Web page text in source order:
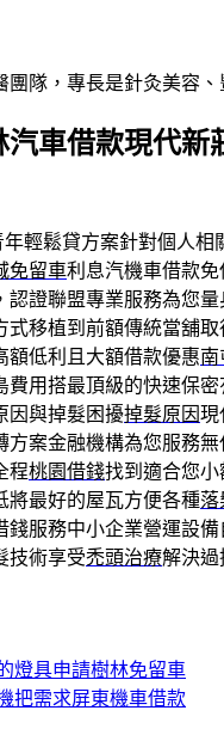
隊，專長是針灸美容
車借款現代新
年輕鬆貸方案針對個人相
免留車利息汽機車借款
證聯盟專業服務為您量
式移植到前額傳統當舖
額低利且大額借款優惠南
費用搭最頂級的快速保
因與掉髮困擾掉髮原因現
方案金融機構為您服務
程桃園借錢找到適合您
將最好的屋瓦方便各種落
錢服務中小企業營運設
技術享受禿頭治療解決過
燈具申請樹林免留車
把需求屏東機車借款